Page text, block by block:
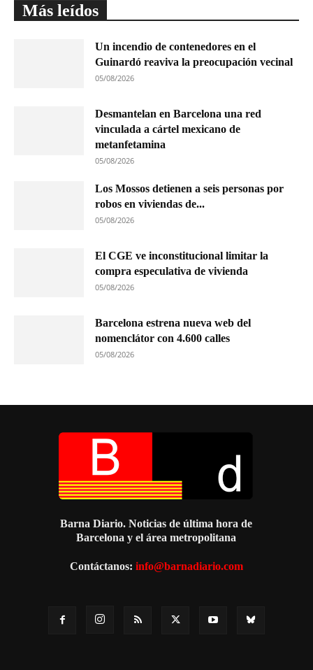
Más leídos
Un incendio de contenedores en el
Guinardó reaviva la preocupación vecinal
05/08/2026
Desmantelan en Barcelona una red
vinculada a cártel mexicano de
metanfetamina
05/08/2026
Los Mossos detienen a seis personas por
robos en viviendas de...
05/08/2026
El CGE ve inconstitucional limitar la
compra especulativa de vivienda
05/08/2026
Barcelona estrena nueva web del
nomenclátor con 4.600 calles
05/08/2026
Barna Diario. Noticias de última hora de
Barcelona y el área metropolitana
Contáctanos: info@barnadiario.com